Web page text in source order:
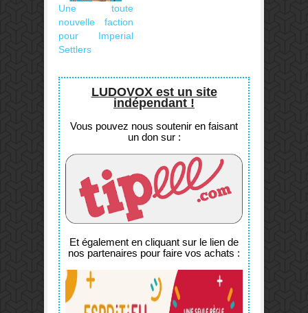
Une toute
nouvelle faction
pour Imperial
Settlers
LUDOVOX est un site
indépendant !
Vous pouvez nous soutenir en faisant
un don sur :
Et également en cliquant sur le lien de
nos partenaires pour faire vos achats :